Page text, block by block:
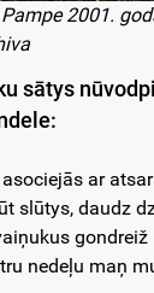
2001.
sātys
ar
slūtys, daudz
nedeļu maņ